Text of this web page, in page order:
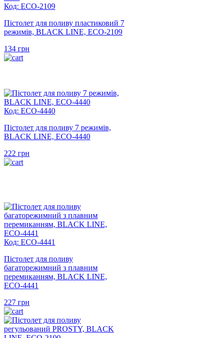
Код: ECO-2109
Пістолет для поливу пластиковий 7
режимів, BLACK LINE, ECO-2109
134 грн
Код: ECO-4440
Пістолет для поливу 7 режимів,
BLACK LINE, ECO-4440
222 грн
Код: ECO-4441
Пістолет для поливу
багаторежимний з плавним
перемиканням, BLACK LINE,
ECO-4441
227 грн